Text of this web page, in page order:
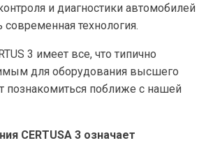
и диагностики автомобилей
технология.
3 имеет все, что типично
для оборудования высшего
познакомиться поближе с нашей
CERTUSA 3 означает